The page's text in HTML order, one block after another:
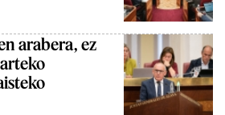
arabera, ez